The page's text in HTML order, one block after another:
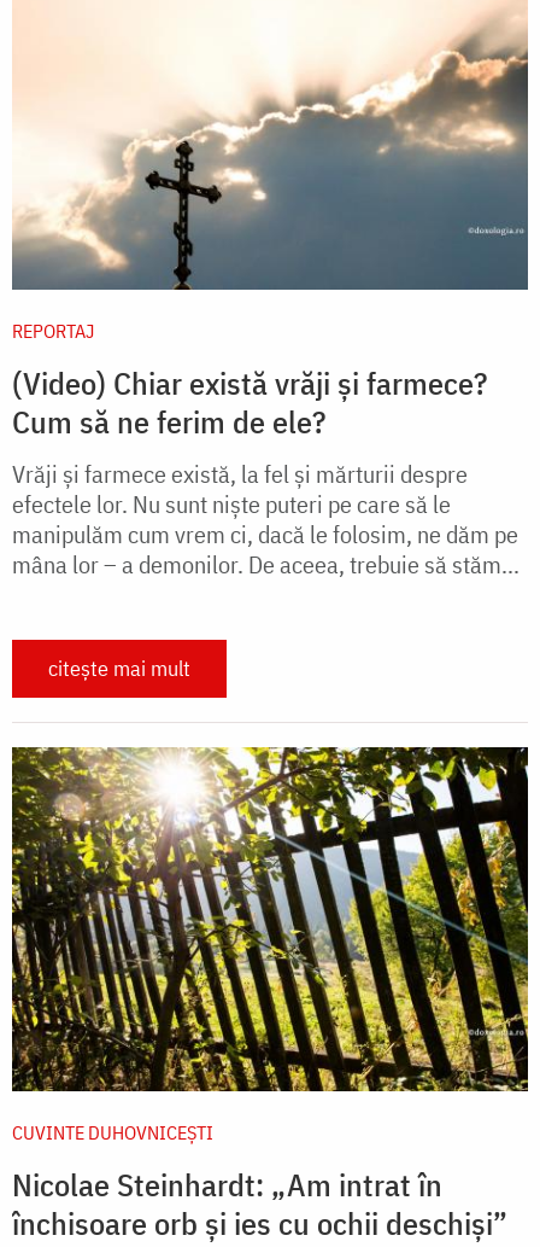
REPORTAJ
(Video) Chiar există vrăji și farmece?
Cum să ne ferim de ele?
Vrăji și farmece există, la fel și mărturii despre
efectele lor. Nu sunt niște puteri pe care să le
manipulăm cum vrem ci, dacă le folosim, ne dăm pe
mâna lor – a demonilor. De aceea, trebuie să stăm...
citește mai mult
CUVINTE DUHOVNICEȘTI
Nicolae Steinhardt: „Am intrat în
închisoare orb și ies cu ochii deschiși”